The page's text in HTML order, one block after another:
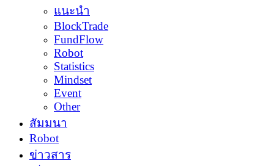
แนะนำ
BlockTrade
FundFlow
Robot
Statistics
Mindset
Event
Other
สัมมนา
Robot
ข่าวสาร